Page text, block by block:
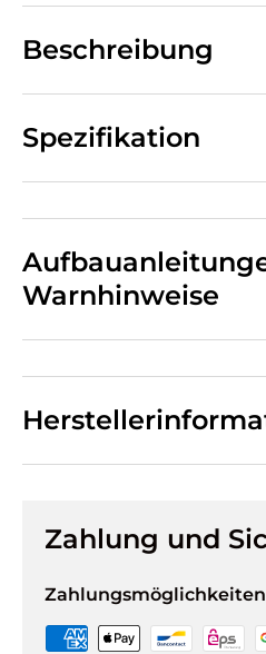
Beschreibung
Spezifikation
Warnhinweise
Zahlung und
Zahlungsmöglichkeiten